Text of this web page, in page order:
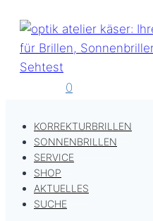
Inhalt
springen
0
KORREKTURBRILLEN
SONNENBRILLEN
SERVICE
SHOP
AKTUELLES
SUCHE